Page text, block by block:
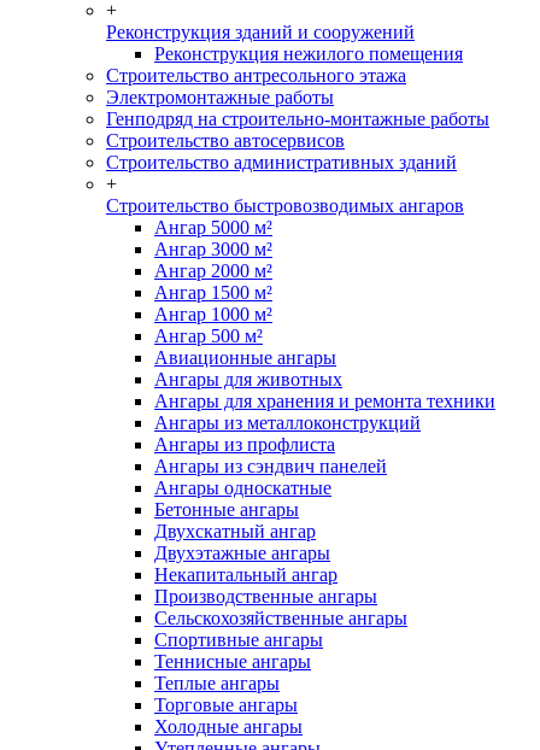
+
Реконструкция зданий и сооружений
Реконструкция нежилого помещения
Строительство антресольного этажа
Электромонтажные работы
Генподряд на строительно-монтажные работы
Строительство автосервисов
Строительство административных зданий
+
Строительство быстровозводимых ангаров
Ангар 5000 м²
Ангар 3000 м²
Ангар 2000 м²
Ангар 1500 м²
Ангар 1000 м²
Ангар 500 м²
Авиационные ангары
Ангары для животных
Ангары для хранения и ремонта техники
Ангары из металлоконструкций
Ангары из профлиста
Ангары из сэндвич панелей
Ангары односкатные
Бетонные ангары
Двухскатный ангар
Двухэтажные ангары
Некапитальный ангар
Производственные ангары
Сельскохозяйственные ангары
Спортивные ангары
Теннисные ангары
Теплые ангары
Торговые ангары
Холодные ангары